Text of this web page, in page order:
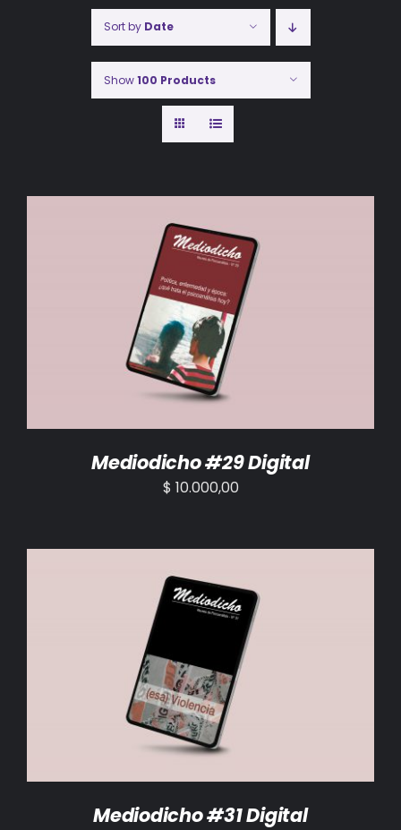
Sort by Date
Show100 Products
AÑADIR AL CARRITO /
Mediodicho #29 Digital
$ 10.000,00
AÑADIR AL CARRITO /
Mediodicho #31 Digital